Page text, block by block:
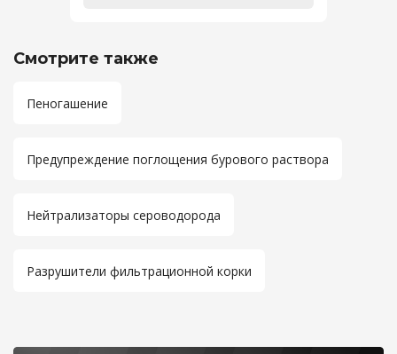
Смотрите также
Пеногашение
Предупреждение поглощения бурового раствора
Нейтрализаторы сероводорода
Разрушители фильтрационной корки